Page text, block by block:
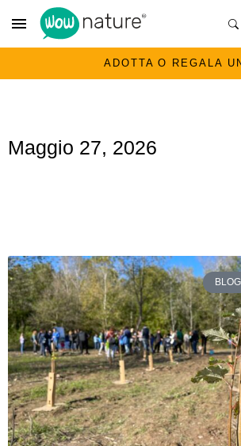
menu
ADOTTA O REGALA
Maggio 27, 2026